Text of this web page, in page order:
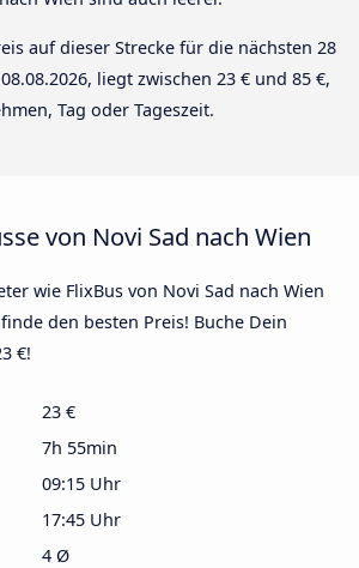
auf dieser Strecke für die nächsten 28
08.08.2026, liegt zwischen 23 € und 85 €,
Tag oder Tageszeit.
von Novi Sad nach Wien
wie FlixBus von Novi Sad nach Wien
den besten Preis! Buche Dein
€!
23 €
7h 55min
09:15 Uhr
17:45 Uhr
4 Ø